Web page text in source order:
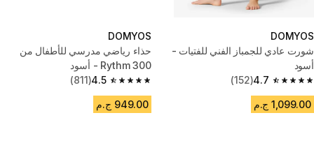
DOMYOS
شورت عادي للجمباز الفني للفتيات -
أسود
4.7
4.7 out of 5 stars from 152 reviews
(152)
1,099.00 ج.م
DOMYOS
حذاء رياضي مدرسي للأطفال من
Rythm 300 - أسود
4.5
4.5 out of 5 stars from 811 reviews
(811)
949.00 ج.م